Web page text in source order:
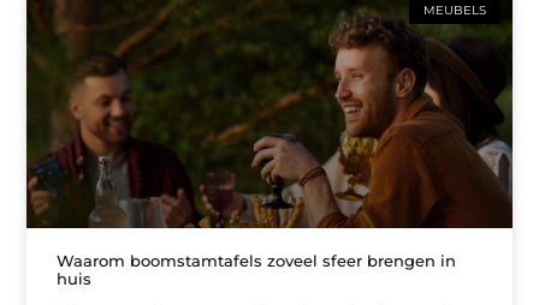
MEUBELS
Waarom boomstamtafels zoveel sfeer brengen in
huis